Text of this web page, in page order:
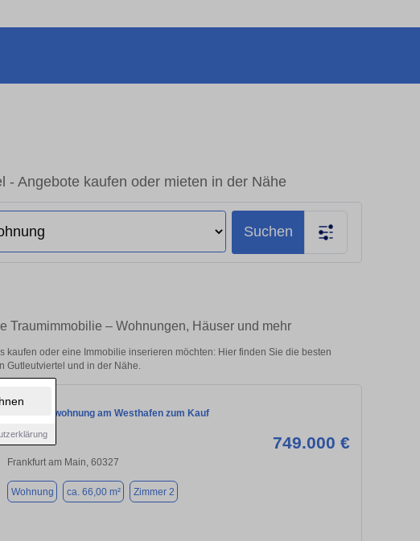
Angebote kaufen oder mieten in der Nähe
Suchen
Traumimmobilie – Wohnungen, Häuser und mehr
oder eine Immobilie inserieren möchten: Hier finden Sie die besten
Gutleutviertel und in der Nähe.
Terrassenwohnung am Westhafen zum Kauf
749.000 €
Frankfurt am Main, 60327
Wohnung ca. 66,00 m² Zimmer 2